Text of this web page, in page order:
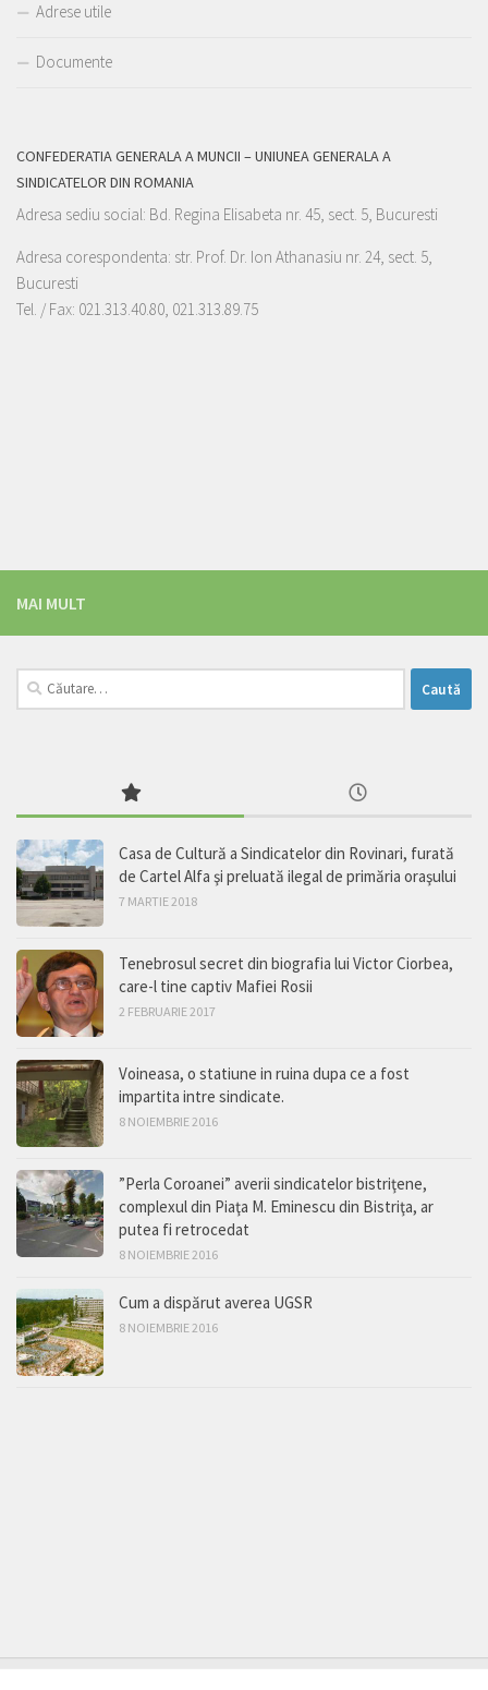
Adrese utile
Documente
CONFEDERATIA GENERALA A MUNCII – UNIUNEA GENERALA A
SINDICATELOR DIN ROMANIA
Adresa sediu social: Bd. Regina Elisabeta nr. 45, sect. 5, Bucuresti
Adresa corespondenta: str. Prof. Dr. Ion Athanasiu nr. 24, sect. 5,
Bucuresti
Tel. / Fax: 021.313.40.80, 021.313.89.75
MAI MULT
Caută
după:
Casa de Cultură a Sindicatelor din Rovinari, furată
de Cartel Alfa şi preluată ilegal de primăria oraşului
7 MARTIE 2018
Tenebrosul secret din biografia lui Victor Ciorbea,
care-l tine captiv Mafiei Rosii
2 FEBRUARIE 2017
Voineasa, o statiune in ruina dupa ce a fost
impartita intre sindicate.
8 NOIEMBRIE 2016
”Perla Coroanei” averii sindicatelor bistriţene,
complexul din Piaţa M. Eminescu din Bistriţa, ar
putea fi retrocedat
8 NOIEMBRIE 2016
Cum a dispărut averea UGSR
8 NOIEMBRIE 2016